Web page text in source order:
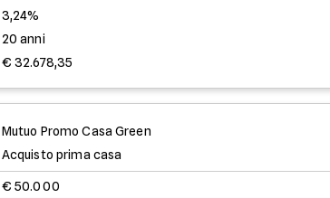
3,24%
20 anni
€ 32.678,35
Mutuo Promo Casa Green
Acquisto prima casa
€ 50.000